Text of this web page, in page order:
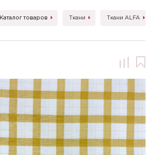
Каталог товаров Ткани Ткани ALFA